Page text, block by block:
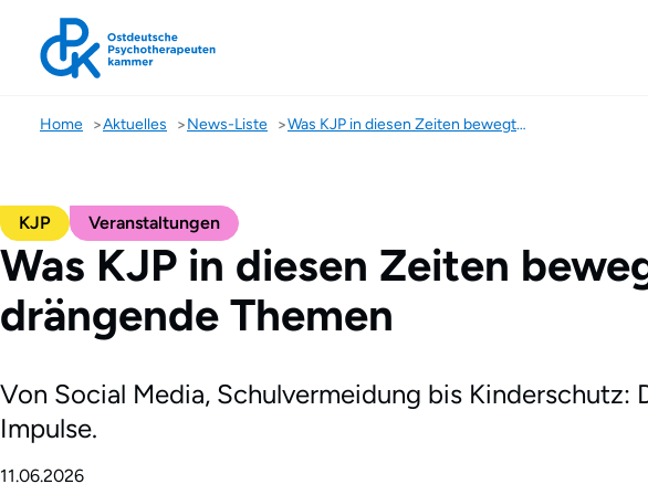
Home Aktuelles News-Liste Was KJP in diesen Zeiten bewegt – OPT beleuchtet Trends und drängende Themen
Was KJP in diesen Zeiten
drängende Themen
11.06.2026
Von Social Media, Schulvermeidung bis
Impulse.
KJP Veranstaltungen